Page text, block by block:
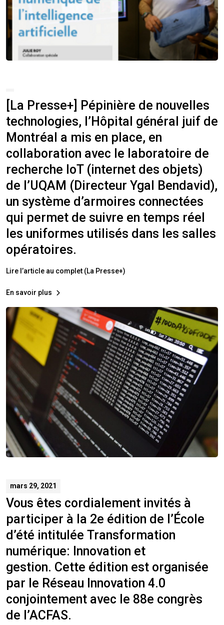
[La Presse+] Pépinière de nouvelles
technologies, l’Hôpital général juif de
Montréal a mis en place, en
collaboration avec le laboratoire de
recherche IoT (internet des objets)
de l’UQAM (Directeur Ygal Bendavid),
un système d’armoires connectées
qui permet de suivre en temps réel
les uniformes utilisés dans les salles
opératoires.
Lire l’article au complet (La Presse+)
En savoir plus
mars 29, 2021
Vous êtes cordialement invités à
participer à la 2e édition de l’École
d’été intitulée Transformation
numérique: Innovation et
gestion. Cette édition est organisée
par le Réseau Innovation 4.0
conjointement avec le 88e congrès
de l’ACFAS.